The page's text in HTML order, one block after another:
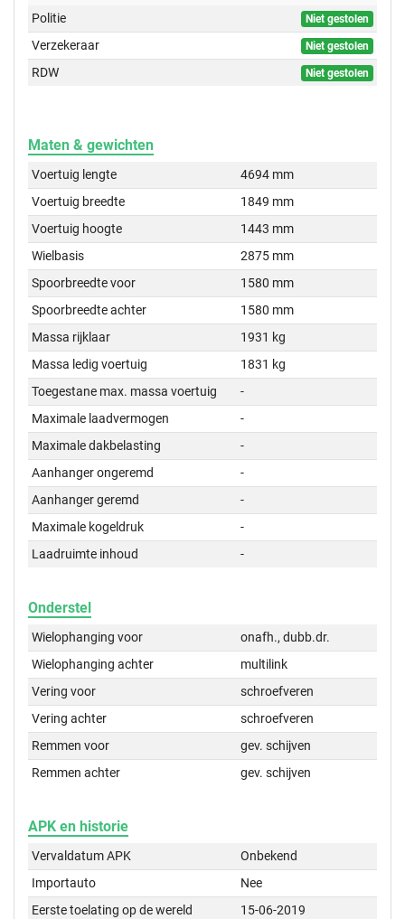
Politie
Niet gestolen
Verzekeraar Niet gestolen
RDW Niet gestolen
Maten & gewichten
Voertuig lengte
4694 mm
Voertuig breedte
1849 mm
Voertuig hoogte
1443 mm
Wielbasis
2875 mm
Spoorbreedte voor
1580 mm
Spoorbreedte achter
1580 mm
Massa rijklaar
1931 kg
Massa ledig voertuig
1831 kg
Toegestane max. massa voertuig
-
Maximale laadvermogen
-
Maximale dakbelasting
-
Aanhanger ongeremd
-
Aanhanger geremd
-
Maximale kogeldruk
-
Laadruimte inhoud
-
Onderstel
Wielophanging voor
onafh., dubb.dr.
Wielophanging achter
multilink
Vering voor
schroefveren
Vering achter
schroefveren
Remmen voor
gev. schijven
Remmen achter
gev. schijven
APK en historie
Vervaldatum APK
Onbekend
Importauto
Nee
Eerste toelating op de wereld
15-06-2019